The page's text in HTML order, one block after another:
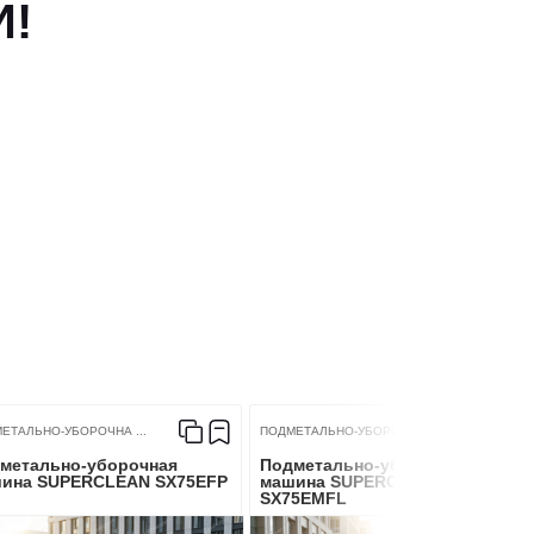
УБОРОЧНА ...
уборочная
SUPERCLEAN SX75EFP
ПОДМЕТАЛЬНО-УБОРОЧНА ...
Подметально-уборочная
машина SUPERCLEAN
SX75EMFL